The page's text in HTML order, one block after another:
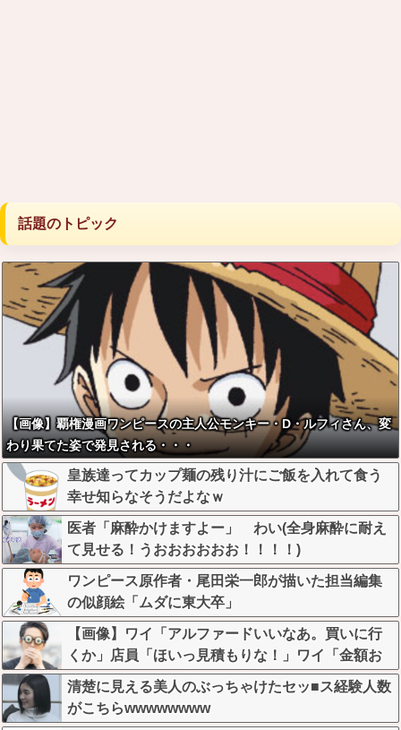
話題のトピック
【画像】覇権漫画ワンピースの主人公モンキー・D・ルフィさん、変
わり果てた姿で発見される・・・
皇族達ってカップ麺の残り汁にご飯を入れて食う
幸せ知らなそうだよなｗ
医者「麻酔かけますよー」 わい(全身麻酔に耐え
て見せる！うおおおおおお！！！！)
ワンピース原作者・尾田栄一郎が描いた担当編集
の似顔絵「ムダに東大卒」
【画像】ワイ「アルファードいいなあ。買いに行
くか」店員「ほいっ見積もりな！」ワイ「金額お
かしくね？」←お前らもそう思うよな？？？？？
清楚に見える美人のぶっちゃけたセッ■ス経験人数
がこちらwwwwwwww